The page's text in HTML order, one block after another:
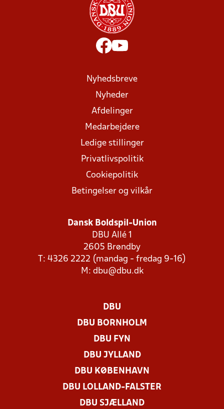
Nyhedsbreve
Nyheder
Afdelinger
Medarbejdere
Ledige stillinger
Privatlivspolitik
Cookiepolitik
Betingelser og vilkår
Dansk Boldspil-Union
DBU Allé 1
2605 Brøndby
T: 4326 2222 (mandag - fredag 9-16)
M: dbu@dbu.dk
DBU
DBU BORNHOLM
DBU FYN
DBU JYLLAND
DBU KØBENHAVN
DBU LOLLAND-FALSTER
DBU SJÆLLAND